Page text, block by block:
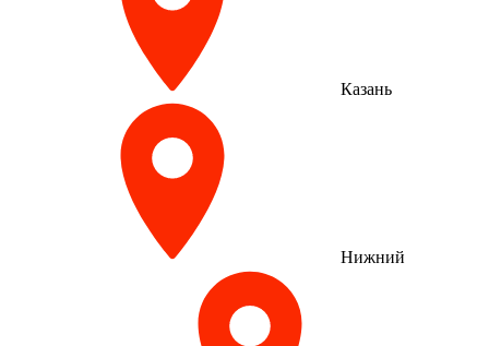
Казань
Нижний